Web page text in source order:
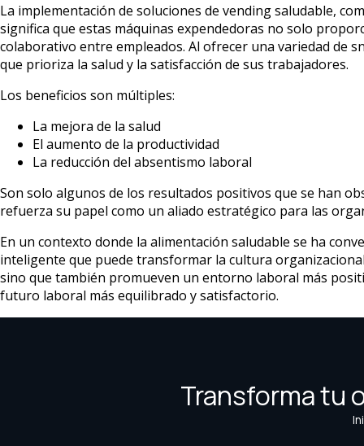
La implementación de soluciones de vending saludable,
significa que estas máquinas expendedoras no solo
colaborativo entre empleados. Al ofrecer una variedad de
que prioriza la salud y la satisfacción de sus trabajadores.
Los beneficios son múltiples:
La mejora de la salud
El aumento de la productividad
La reducción del absentismo laboral
Son solo algunos de los resultados positivos que se han
refuerza su papel como un aliado estratégico para las
En un contexto donde la alimentación saludable se ha
inteligente que puede transformar la cultura
sino que también promueven un entorno laboral más
futuro laboral más equilibrado y satisfactorio.